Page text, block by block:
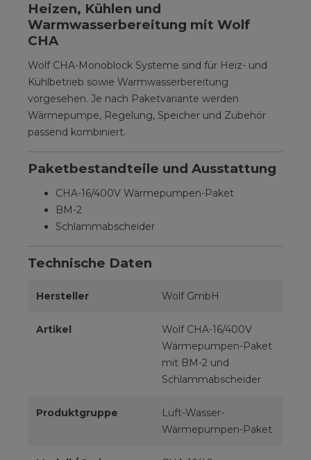
Heizen, Kühlen und
Warmwasserbereitung mit Wolf
CHA
Wolf CHA-Monoblock Systeme sind für Heiz- und
Kühlbetrieb sowie Warmwasserbereitung
vorgesehen. Je nach Paketvariante werden
Wärmepumpe, Regelung, Speicher und Zubehör
passend kombiniert.
Paketbestandteile und Ausstattung
CHA-16/400V Wärmepumpen-Paket
BM-2
Schlammabscheider
Technische Daten
Hersteller Wolf GmbH
Artikel
Wolf CHA-16/400V
Wärmepumpen-Paket
mit BM-2 und
Schlammabscheider
Produktgruppe
Luft-Wasser-
Wärmepumpen-Paket